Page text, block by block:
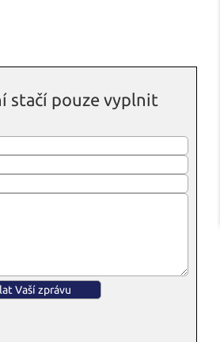
stačí pouze vyplnit